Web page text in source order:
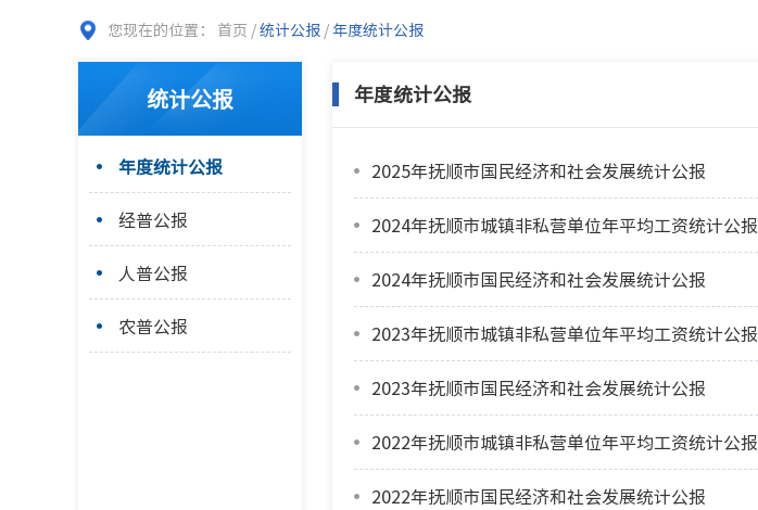
您现在的位置： 首页 /统计公报 / 年度统计公报
统计公报
年度统计公报
经普公报
人普公报
农普公报
年度统计公报
2025年抚顺市国民经济和社会发展统计公报
2024年抚顺市城镇非私营单位年平均工资统计公报
2024年抚顺市国民经济和社会发展统计公报
2023年抚顺市城镇非私营单位年平均工资统计公报
2023年抚顺市国民经济和社会发展统计公报
2022年抚顺市城镇非私营单位年平均工资统计公报
2022年抚顺市国民经济和社会发展统计公报